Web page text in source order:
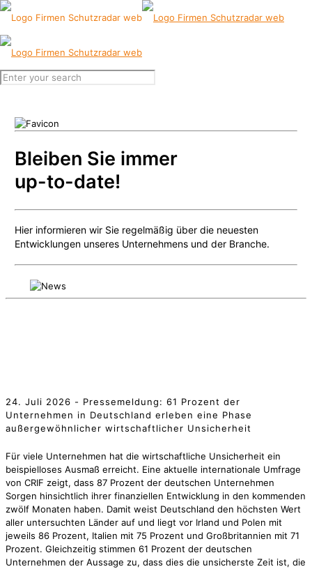
Bleiben Sie immer
up-to-date!
Hier informieren wir Sie regelmäßig über die neuesten
Entwicklungen unseres Unternehmens und der Branche.
24. Juli 2026 - Pressemeldung: 61 Prozent der
Unternehmen in Deutschland erleben eine Phase
außergewöhnlicher wirtschaftlicher Unsicherheit
Für viele Unternehmen hat die wirtschaftliche Unsicherheit ein
beispielloses Ausmaß erreicht. Eine aktuelle internationale Umfrage
von CRIF zeigt, dass 87 Prozent der deutschen Unternehmen
Sorgen hinsichtlich ihrer finanziellen Entwicklung in den kommenden
zwölf Monaten haben. Damit weist Deutschland den höchsten Wert
aller untersuchten Länder auf und liegt vor Irland und Polen mit
jeweils 86 Prozent, Italien mit 75 Prozent und Großbritannien mit 71
Prozent. Gleichzeitig stimmen 61 Prozent der deutschen
Unternehmen der Aussage zu, dass dies die unsicherste Zeit ist, die